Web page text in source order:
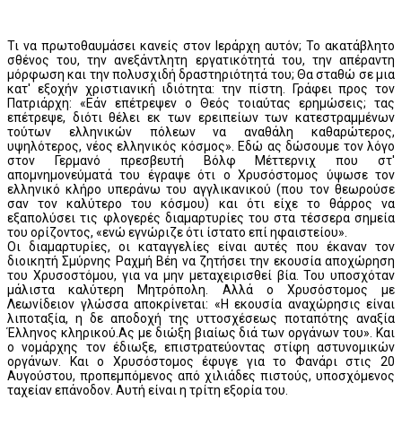
Τι να πρωτοθαυμάσει κανείς στον Ιεράρχη αυτόν; Το ακατάβλητο
σθένος του, την ανεξάντλητη εργατικότητά του, την απέραντη
μόρφωση και την πολυσχιδή δραστηριότητά του; Θα σταθώ σε μια
κατ' εξοχήν χριστιανική ιδιότητα: την πίστη. Γράφει προς τον
Πατριάρχη: «Εάν επέτρεψεν ο Θεός τοιαύτας ερημώσεις; τας
επέτρεψε, διότι θέλει εκ των ερειπείων των κατεστραμμένων
τούτων ελληνικών πόλεων να αναθάλη καθαρώτερος,
υψηλότερος, νέος ελληνικός κόσμος». Εδώ ας δώσουμε τον λόγο
στον Γερμανό πρεσβευτή Βόλφ Μέττερνιχ που στ'
απομνημονεύματά του έγραψε ότι ο Χρυσόστομος ύψωσε τον
ελληνικό κλήρο υπεράνω του αγγλικανικού (που τον θεωρούσε
σαν τον καλύτερο του κόσμου) και ότι είχε το θάρρος να
εξαπολύσει τις φλογερές διαμαρτυρίες του στα τέσσερα σημεία
του ορίζοντος, «ενώ εγνώριζε ότι ίστατο επί ηφαιστείου».
Οι διαμαρτυρίες, οι καταγγελίες είναι αυτές που έκαναν τον
διοικητή Σμύρνης Ραχμή Βέη να ζητήσει την εκουσία αποχώρηση
του Χρυσοστόμου, για να μην μεταχειρισθεί βία. Του υποσχόταν
μάλιστα καλύτερη Μητρόπολη. Αλλά ο Χρυσόστομος με
Λεωνίδειον γλώσσα αποκρίνεται: «Η εκουσία αναχώρησις είναι
λιποταξία, η δε αποδοχή της υττοσχέσεως ποταπότης αναξία
Έλληνος κληρικού.Ας με διώξη βιαίως διά των οργάνων του». Και
ο νομάρχης τον έδιωξε, επιστρατεύοντας στίφη αστυνομικών
οργάνων. Και ο Χρυσόστομος έφυγε για το Φανάρι στις 20
Αυγούστου, προπεμπόμενος από χιλιάδες πιστούς, υποσχόμενος
ταχείαν επάνοδον. Αυτή είναι η τρίτη εξορία του.